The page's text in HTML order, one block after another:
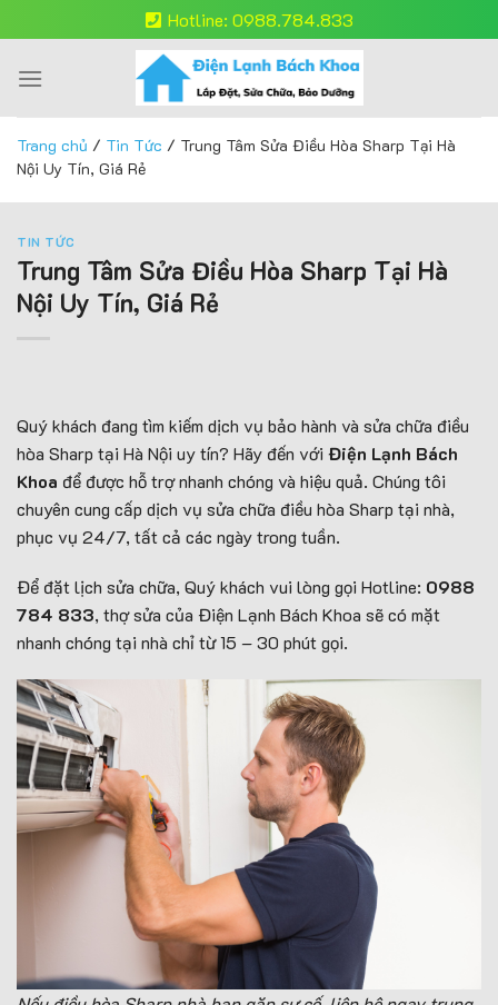
to
content
Hotline: 0988.784.833
Trang chủ / Tin Tức / Trung Tâm Sửa Điều Hòa Sharp Tại Hà
Nội Uy Tín, Giá Rẻ
TIN TỨC
Trung Tâm Sửa Điều Hòa Sharp Tại Hà
Nội Uy Tín, Giá Rẻ
Quý khách đang tìm kiếm dịch vụ bảo hành và sửa chữa điều
hòa Sharp tại Hà Nội uy tín? Hãy đến với Điện Lạnh Bách
Khoa để được hỗ trợ nhanh chóng và hiệu quả. Chúng tôi
chuyên cung cấp dịch vụ sửa chữa điều hòa Sharp tại nhà,
phục vụ 24/7, tất cả các ngày trong tuần.
Để đặt lịch sửa chữa, Quý khách vui lòng gọi Hotline: 0988
784 833, thợ sửa của Điện Lạnh Bách Khoa sẽ có mặt
nhanh chóng tại nhà chỉ từ 15 – 30 phút gọi.